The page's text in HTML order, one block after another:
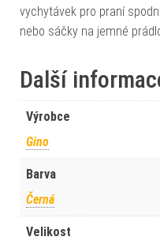
vychytávek pro praní
nebo sáčky na jemné
Další
Výrobce
Gino
Barva
Černá
Velikost